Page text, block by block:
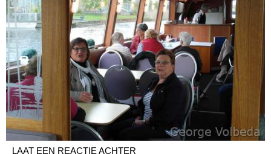
LAAT EEN REACTIE ACHTER